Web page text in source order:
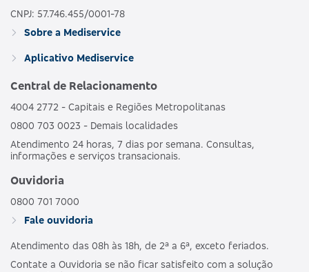
CNPJ: 57.746.455/0001-78
Sobre a Mediservice
Aplicativo Mediservice
Central de Relacionamento
4004 2772 - Capitais e Regiões Metropolitanas
0800 703 0023 - Demais localidades
Atendimento 24 horas, 7 dias por semana. Consultas,
informações e serviços transacionais.
Ouvidoria
0800 701 7000
Fale ouvidoria
Atendimento das 08h às 18h, de 2ª a 6ª, exceto feriados.
Contate a Ouvidoria se não ficar satisfeito com a solução